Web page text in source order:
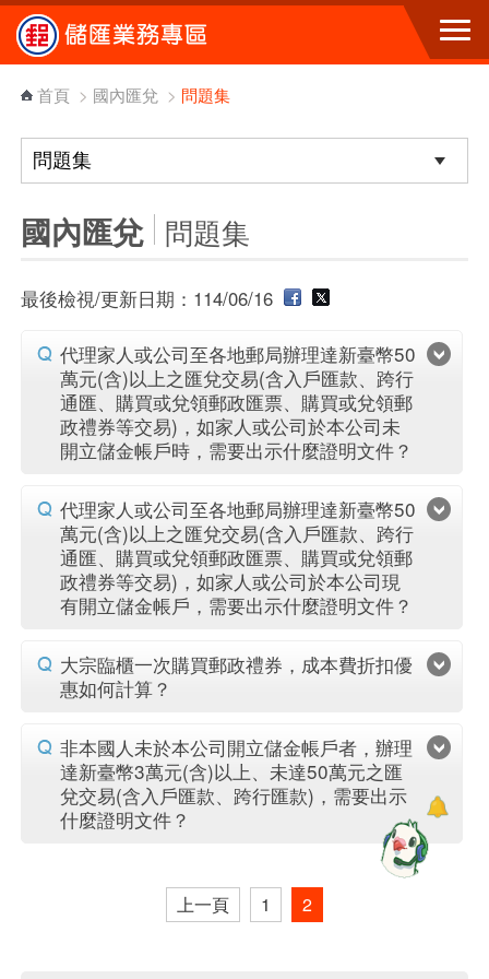
跳到主要內容區塊
首頁 > 國內匯兌 > 問題集
國內匯兌 問題集
最後檢視/更新日期：114/06/16
代理家人或公司至各地郵局辦理達新臺幣50
萬元(含)以上之匯兌交易(含入戶匯款、跨行
通匯、購買或兌領郵政匯票、購買或兌領郵
政禮券等交易)，如家人或公司於本公司未
開立儲金帳戶時，需要出示什麼證明文件？
代理家人或公司至各地郵局辦理達新臺幣50
萬元(含)以上之匯兌交易(含入戶匯款、跨行
通匯、購買或兌領郵政匯票、購買或兌領郵
政禮券等交易)，如家人或公司於本公司現
有開立儲金帳戶，需要出示什麼證明文件？
大宗臨櫃一次購買郵政禮券，成本費折扣優
惠如何計算？
非本國人未於本公司開立儲金帳戶者，辦理
達新臺幣3萬元(含)以上、未達50萬元之匯
兌交易(含入戶匯款、跨行匯款)，需要出示
什麼證明文件？
上一頁 1 2